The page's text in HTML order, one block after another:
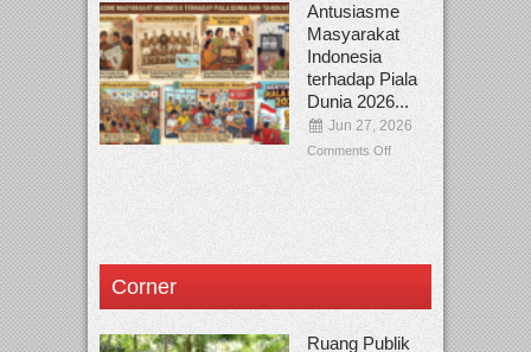
Antusiasme
Masyarakat
Indonesia
terhadap Piala
Dunia 2026...
Jun 27, 2026
Comments Off
Corner
Ruang Publik